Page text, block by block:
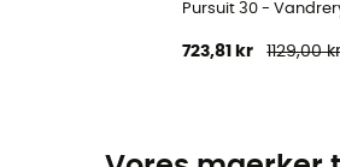
Pursuit 30 -
723,81 kr 1129,00